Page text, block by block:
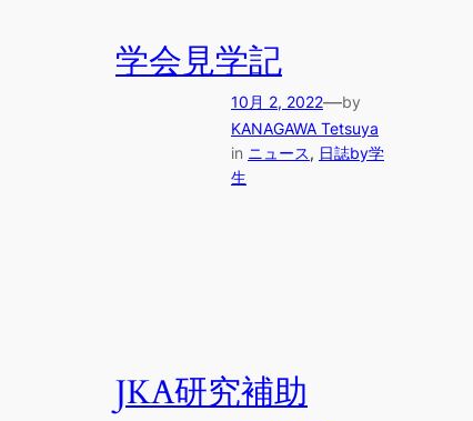
学会見学記
10月 2, 2022—by
KANAGAWA Tetsuya
in ニュース, 日誌by学
生
JKA研究補助